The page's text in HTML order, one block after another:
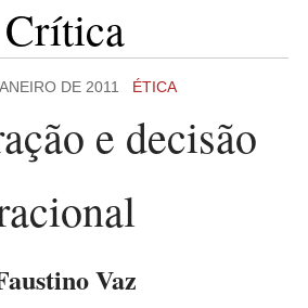
Crítica
DE 2011 ÉTICA
e decisão
Vaz